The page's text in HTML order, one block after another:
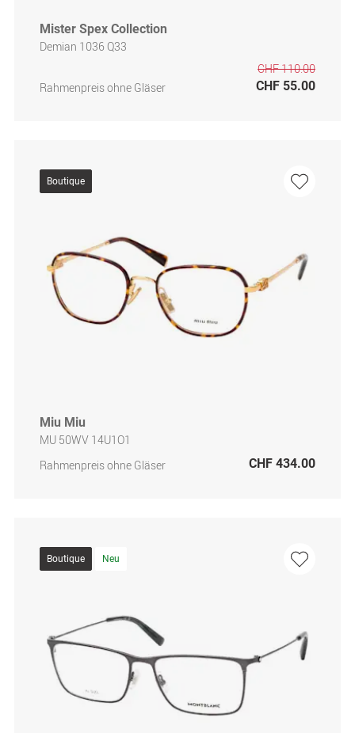
Mister Spex Collection
Demian 1036 Q33
Rahmenpreis ohne Gläser
CHF 110.00
CHF 55.00
Boutique
Miu Miu
MU 50WV 14U1O1
Rahmenpreis ohne Gläser
CHF 434.00
Boutique Neu